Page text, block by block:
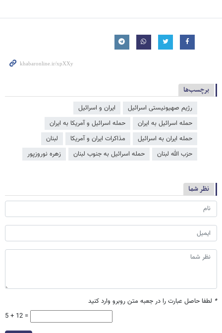
برچسب‌ها
رژیم صهیونیستی اسرائیل
ایران و اسرائیل
حمله اسرائیل به ایران
حمله اسرائیل و آمریکا به ایران
حمله ایران به اسرائیل
مذاکرات ایران و آمریکا
لبنان
حزب الله لبنان
حمله اسرائیل به جنوب لبنان زهره نوروزپور
نظر شما
* لطفا حاصل عبارت را در جعبه متن روبرو وارد کنید
5 + 12 =